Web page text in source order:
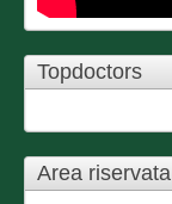
Topdoctors
Area riservata